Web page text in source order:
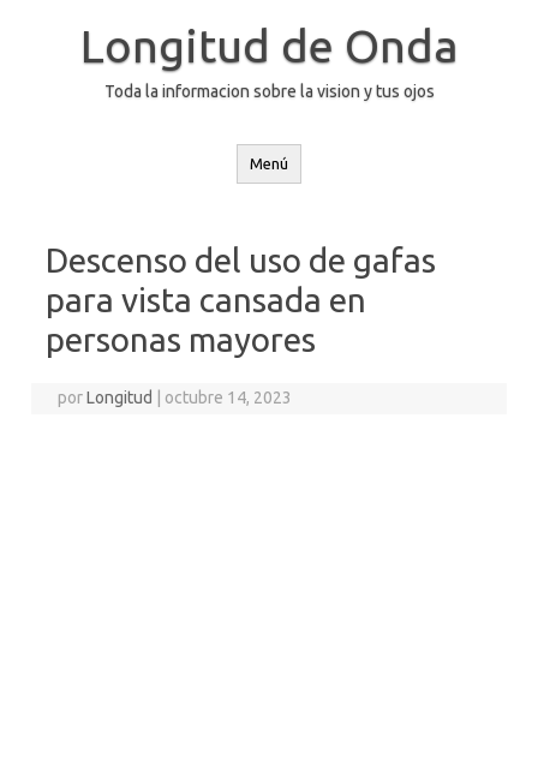
Longitud de Onda
Toda la informacion sobre la vision y tus ojos
Menú
Descenso del uso de gafas
para vista cansada en
personas mayores
porLongitud octubre 14, 2023